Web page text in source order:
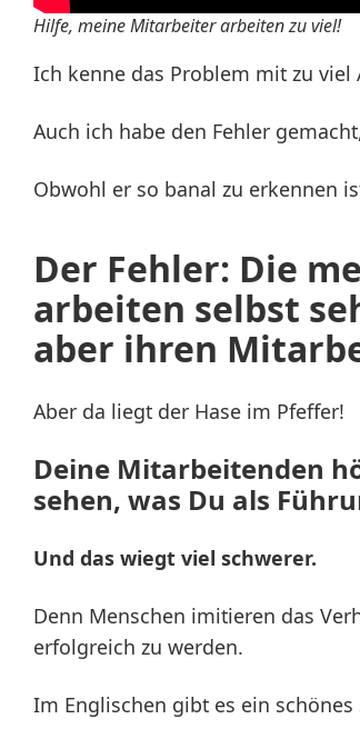
Hilfe, meine Mitarbeiter arbeiten zu viel!
Ich kenne das Problem mit zu viel
Auch ich habe den Fehler
Obwohl er so banal zu erkennen
Der Fehler: Die
arbeiten selbst
aber ihren
Aber da liegt der Hase im Pfeffer!
Deine Mitarbeitenden
sehen, was Du als
Und das wiegt viel schwerer.
Denn Menschen imitieren das
erfolgreich zu werden.
Im Englischen gibt es ein